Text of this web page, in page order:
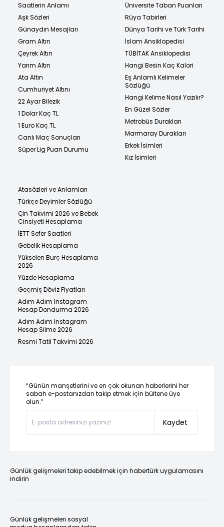
Saatlerin Anlamı
Aşk Sözleri
Günaydın Mesajları
Gram Altın
Çeyrek Altın
Yarım Altın
Ata Altın
Cumhuriyet Altını
22 Ayar Bilezik
1 Dolar Kaç TL
1 Euro Kaç TL
Canlı Maç Sonuçları
Süper Lig Puan Durumu
Üniversite Taban Puanları
Rüya Tabirleri
Dünya Tarihi ve Türk Tarihi
İslam Ansiklopedisi
TÜBİTAK Ansiklopedisi
Hangi Besin Kaç Kalori
Eş Anlamlı Kelimeler
Sözlüğü
Hangi Kelime Nasıl Yazılır?
En Güzel Sözler
Metrobüs Durakları
Marmaray Durakları
Erkek İsimleri
Kız İsimleri
Atasözleri ve Anlamları
Türkçe Deyimler Sözlüğü
Çin Takvimi 2026 ve Bebek
Cinsiyeti Hesaplama
İETT Sefer Saatleri
Gebelik Hesaplama
Yükselen Burç Hesaplama
2026
Yüzde Hesaplama
Geçmiş Döviz Fiyatları
Adım Adım Instagram
Hesap Dondurma 2026
Adım Adım Instagram
Hesap Silme 2026
Resmi Tatil Takvimi 2026
“Günün manşetlerini ve en çok okunan haberlerini her
sabah e-postanızdan takip etmek için bültene üye
olun.”
Kaydet
Günlük gelişmeleri takip edebilmek için habertürk uygulamasını
indirin
Günlük gelişmeleri sosyal